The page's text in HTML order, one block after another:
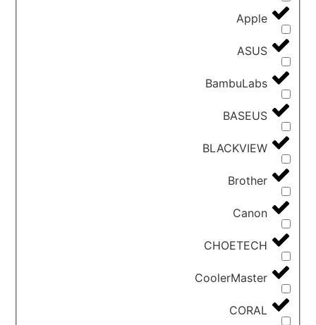
Apple
ASUS
BambuLabs
BASEUS
BLACKVIEW
Brother
Canon
CHOETECH
CoolerMaster
CORAL